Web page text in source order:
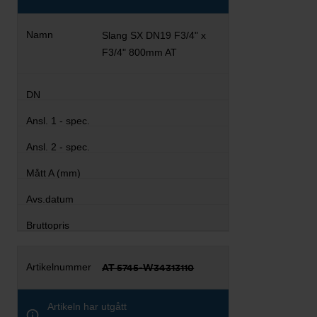
Slang SX DN19 F3/4" x
F3/4" 800mm AT
AT 5745-W34313110
Artikeln har utgått